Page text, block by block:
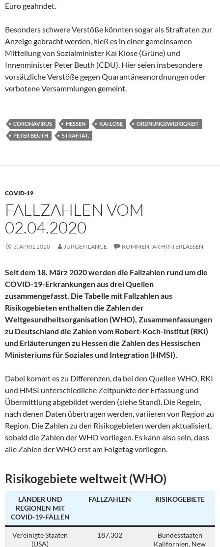
Euro geahndet.
Besonders schwere Verstöße könnten sogar als Straftaten zur
Anzeige gebracht werden, hieß es in einer gemeinsamen
Mitteilung von Sozialminister Kai Klose (Grüne) und
Innenminister Peter Beuth (CDU). Hier seien insbesondere
vorsätzliche Verstöße gegen Quarantäneanordnungen oder
verbotene Versammlungen gemeint.
CORONAVIRUS HESSEN KAI LOSE
ORDNUNGSWIDRIGKEIT
PETER BEUTH
STRAFTAT.
COVID-19
FALLZAHLEN VOM
02.04.2020
3. APRIL 2020 JÜRGEN LANGE KOMMENTAR HINTERLASSEN
Seit dem 18. März 2020 werden die Fallzahlen rund um die
COVID-19-Erkrankungen aus drei Quellen
zusammengefasst. Die Tabelle mit Fallzahlen aus
Risikogebieten enthalten die Zahlen der
Weltgesundheitsorganisation (WHO), Zusammenfassungen
zu Deutschland die Zahlen vom Robert-Koch-Institut (RKI)
und Erläuterungen zu Hessen die Zahlen des Hessischen
Ministeriums für Soziales und Integration (HMSI).
Dabei kommt es zu Differenzen, da bei den Quellen WHO, RKI
und HMSI unterschiedliche Zeitpunkte der Erfassung und
Übermittlung abgebildet werden (siehe Stand). Die Regeln,
nach denen Daten übertragen werden, variieren von Region zu
Region. Die Zahlen zu den Risikogebieten werden aktualisiert,
sobald die Zahlen der WHO vorliegen. Es kann also sein, dass
alle Zahlen der WHO erst am Folgetag vorliegen.
Risikogebiete weltweit (WHO)
LÄNDER UND
REGIONEN MIT
COVID-19-FÄLLEN
FALLZAHLEN RISIKOGEBIETE
Vereinigte Staaten
(USA)
187.302
Bundesstaaten
Kalifornien, New